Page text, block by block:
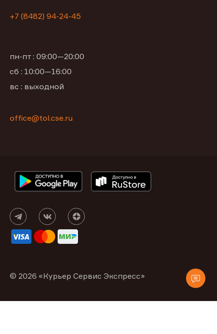
+7 (8482) 94-24-45
пн-пт : 09:00—20:00
сб : 10:00—16:00
вс : выходной
office@tol.cse.ru
© 2026 «Курьер Сервис Экспресс»